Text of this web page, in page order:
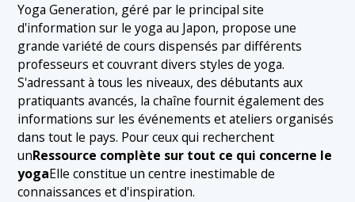
Yoga Generation, géré par le principal site
d'information sur le yoga au Japon, propose une
grande variété de cours dispensés par différents
professeurs et couvrant divers styles de yoga.
S'adressant à tous les niveaux, des débutants aux
pratiquants avancés, la chaîne fournit également des
informations sur les événements et ateliers organisés
dans tout le pays. Pour ceux qui recherchent
unRessource complète sur tout ce qui concerne le
yogaElle constitue un centre inestimable de
connaissances et d'inspiration.